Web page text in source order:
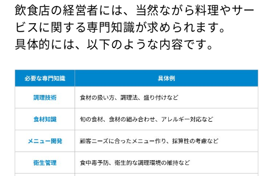
飲食店の経営者には、当然ながら料理やサー
ビスに関する専門知識が求められます。
具体的には、以下のような内容です。